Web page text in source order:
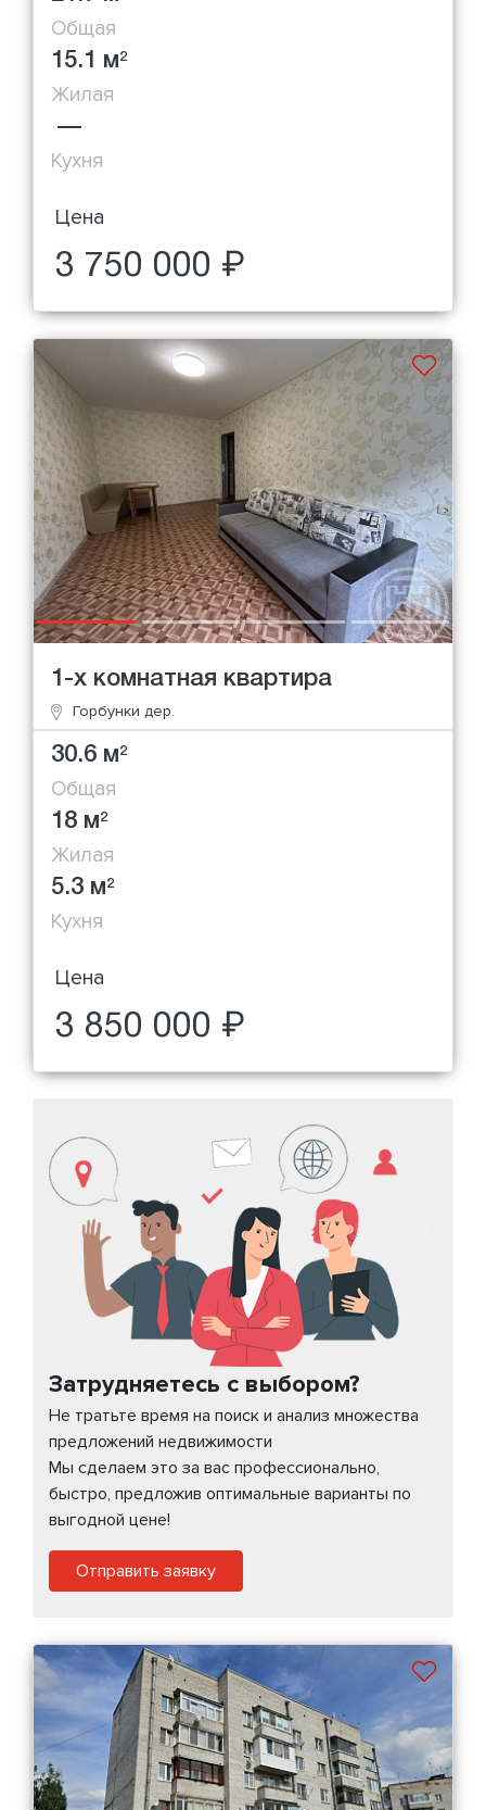
Общая
15.1 м2
Жилая
—
Кухня
Цена
3 750 000 ₽
1-х комнатная квартира
Горбунки дер.
30.6 м2
Общая
18 м2
Жилая
5.3 м2
Кухня
Цена
3 850 000 ₽
Затрудняетесь с выбором?
Не тратьте время на поиск и анализ множества
предложений недвижимости
Мы сделаем это за вас профессионально,
быстро, предложив оптимальные варианты по
выгодной цене!
Отправить заявку